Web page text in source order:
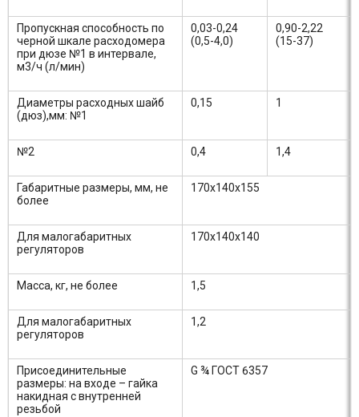
Пропускная способность по
черной шкале расходомера
при дюзе №1 в интервале,
м3/ч (л/мин)
0,03-0,24
(0,5-4,0)
0,90-2,22
(15-37)
Диаметры расходных шайб
(дюз),мм: №1
0,15 1
№2 0,4 1,4
Габаритные размеры, мм, не
более
170х140х155
Для малогабаритных
регуляторов
170х140х140
Масса, кг, не более 1,5
Для малогабаритных
регуляторов
1,2
Присоединительные
размеры: на входе – гайка
накидная с внутренней
резьбой
G ¾ ГОСТ 6357